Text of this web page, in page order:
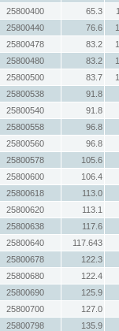
25800400 65.3
25800440 76.6
25800478 83.2
25800480 83.2
25800500 83.7
25800538
91.8
25800540
91.8
25800558
96.8
25800560
96.8
25800578
105.6
25800600
106.4
25800618
113.0
25800620
113.1
25800638
117.6
25800640
117.643
25800678
122.3
25800680
122.4
25800690
125.9
25800700
127.0
25800798
135.9